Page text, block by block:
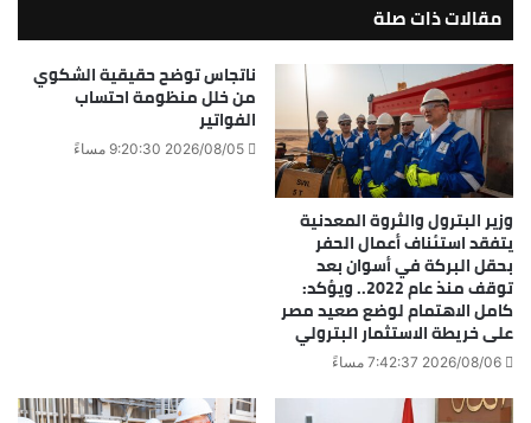
مقالات ذات صلة
وزير البترول والثروة المعدنية
يتفقد استئناف أعمال الحفر
بحقل البركة في أسوان بعد
توقف منذ عام 2022.. ويؤكد:
كامل الاهتمام لوضع صعيد مصر
على خريطة الاستثمار البترولي
2026/08/06 7:42:37 مساءً
ناتجاس توضح حقيقية الشكوي
من خلل منظومة احتساب
الفواتير
2026/08/05 9:20:30 مساءً